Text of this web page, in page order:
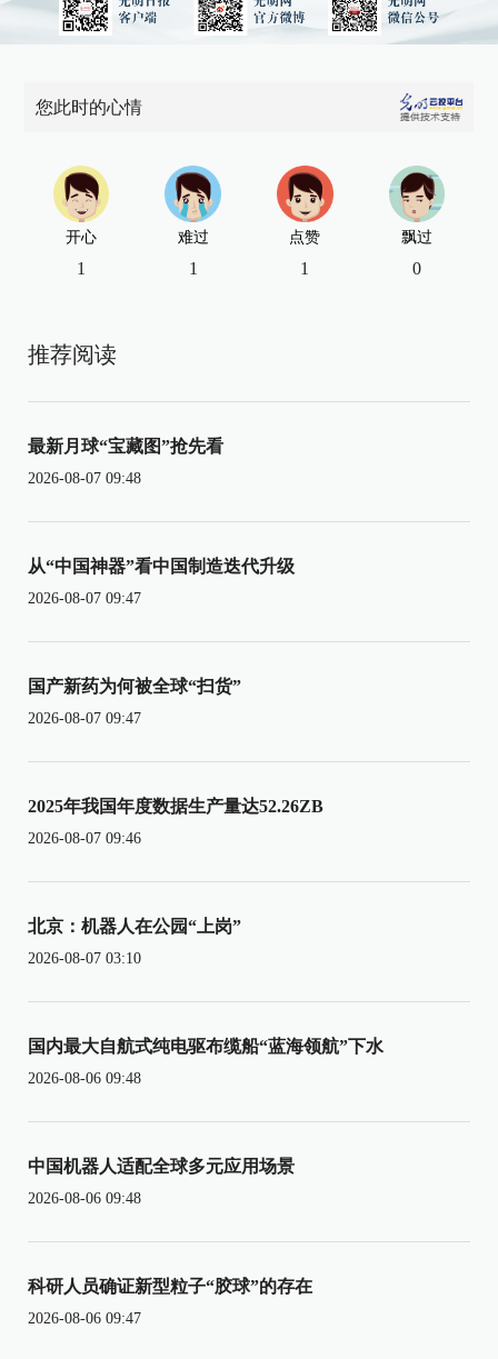
您此时的心情
开心
1
难过
1
点赞
1
飘过
0
推荐阅读
最新月球“宝藏图”抢先看
2026-08-07 09:48
从“中国神器”看中国制造迭代升级
2026-08-07 09:47
国产新药为何被全球“扫货”
2026-08-07 09:47
2025年我国年度数据生产量达52.26ZB
2026-08-07 09:46
北京：机器人在公园“上岗”
2026-08-07 03:10
国内最大自航式纯电驱布缆船“蓝海领航”下水
2026-08-06 09:48
中国机器人适配全球多元应用场景
2026-08-06 09:48
科研人员确证新型粒子“胶球”的存在
2026-08-06 09:47